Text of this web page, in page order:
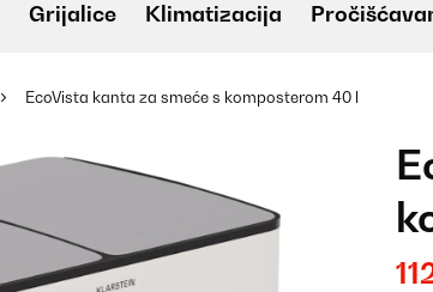
Grijalice Klimatizacija
EcoVista kanta za smeće s komposterom 40 l